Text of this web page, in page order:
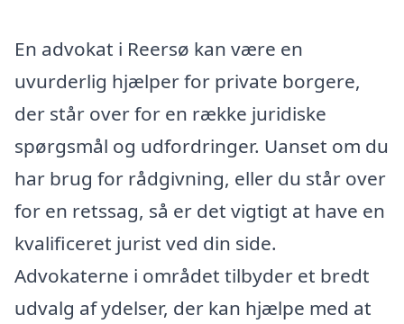
En advokat i Reersø kan være en
uvurderlig hjælper for private borgere,
der står over for en række juridiske
spørgsmål og udfordringer. Uanset om du
har brug for rådgivning, eller du står over
for en retssag, så er det vigtigt at have en
kvalificeret jurist ved din side.
Advokaterne i området tilbyder et bredt
udvalg af ydelser, der kan hjælpe med at